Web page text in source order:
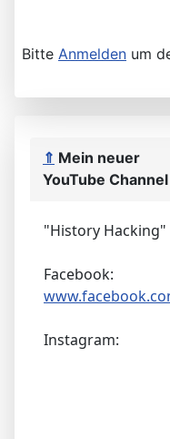
Bitte Anmelden um
⇑ Mein neuer
YouTube
"History
Facebook:
Instagram: